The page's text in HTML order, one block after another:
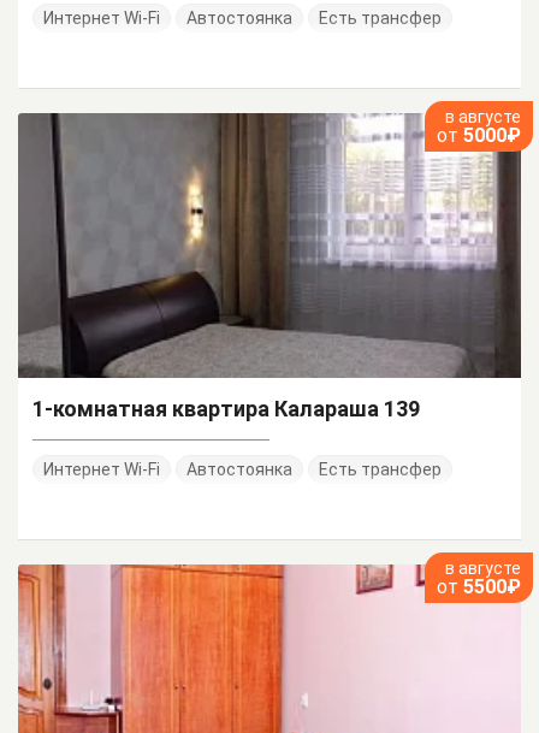
Интернет Wi-Fi Автостоянка Есть трансфер
в августе
от 5000₽
1-комнатная квартира Калараша 139
Интернет Wi-Fi Автостоянка Есть трансфер
в августе
от 5500₽